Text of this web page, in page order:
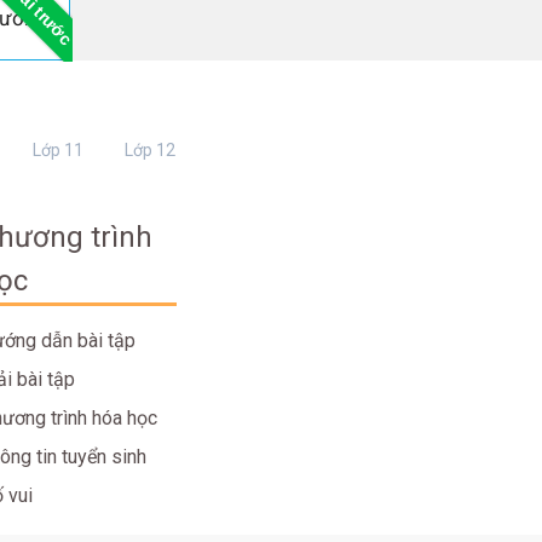
Bài trước
Soạn bài: Luyện tập kể chuyện tưởng tượng (siêu ngắn)
Lớp 11 Lớp 12
trình
dẫn bài tập
bài tập
trình hóa học
tin tuyển sinh
vui